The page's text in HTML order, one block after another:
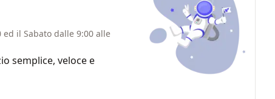
il Sabato dalle 9:00 alle
semplice, veloce e